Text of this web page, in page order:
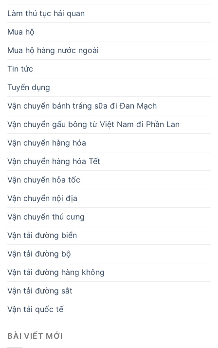
Làm thủ tục hải quan
Mua hộ
Mua hộ hàng nước ngoài
Tin tức
Tuyển dụng
Vận chuyển bánh tráng sữa đi Đan Mạch
Vận chuyển gấu bông từ Việt Nam đi Phần Lan
Vận chuyển hàng hóa
Vận chuyển hàng hóa Tết
Vận chuyển hỏa tốc
Vận chuyển nội địa
Vận chuyển thú cưng
Vận tải đường biển
Vận tải đường bộ
Vận tải đường hàng không
Vận tải đường sắt
Vận tải quốc tế
BÀI VIẾT MỚI